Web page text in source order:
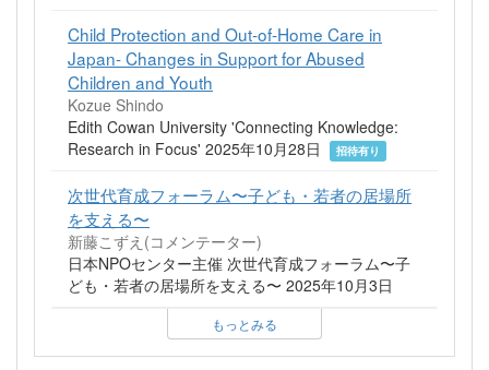
Child Protection and Out-of-Home Care in
Japan- Changes in Support for Abused
Children and Youth
Kozue Shindo
Edith Cowan University 'Connecting Knowledge:
Research in Focus' 2025年10月28日
招待有り
次世代育成フォーラム〜子ども・若者の居場所
を支える〜
新藤こずえ(コメンテーター)
日本NPOセンター主催 次世代育成フォーラム〜子
ども・若者の居場所を支える〜 2025年10月3日
もっとみる